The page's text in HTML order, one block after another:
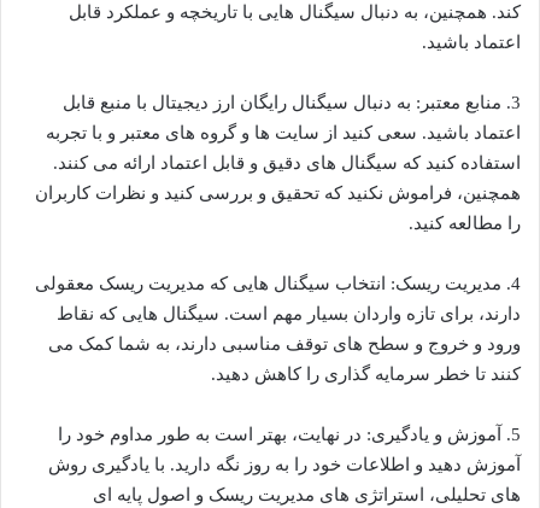
کند. همچنین، به دنبال سیگنال هایی با تاریخچه و عملکرد قابل
اعتماد باشید.
3. منابع معتبر: به دنبال سیگنال رایگان ارز دیجیتال با منبع قابل
اعتماد باشید. سعی کنید از سایت ها و گروه های معتبر و با تجربه
استفاده کنید که سیگنال های دقیق و قابل اعتماد ارائه می کنند.
همچنین، فراموش نکنید که تحقیق و بررسی کنید و نظرات کاربران
را مطالعه کنید.
4. مدیریت ریسک: انتخاب سیگنال هایی که مدیریت ریسک معقولی
دارند، برای تازه واردان بسیار مهم است. سیگنال هایی که نقاط
ورود و خروج و سطح های توقف مناسبی دارند، به شما کمک می
کنند تا خطر سرمایه گذاری را کاهش دهید.
5. آموزش و یادگیری: در نهایت، بهتر است به طور مداوم خود را
آموزش دهید و اطلاعات خود را به روز نگه دارید. با یادگیری روش
های تحلیلی، استراتژی های مدیریت ریسک و اصول پایه ای